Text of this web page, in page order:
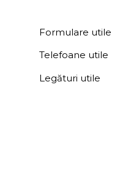
Formulare utile
Telefoane utile
Legături utile